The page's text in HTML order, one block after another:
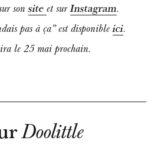
sonsite et surInstagram.
pas à ça” est disponibleici.
le 25 mai prochain.
Doolittle